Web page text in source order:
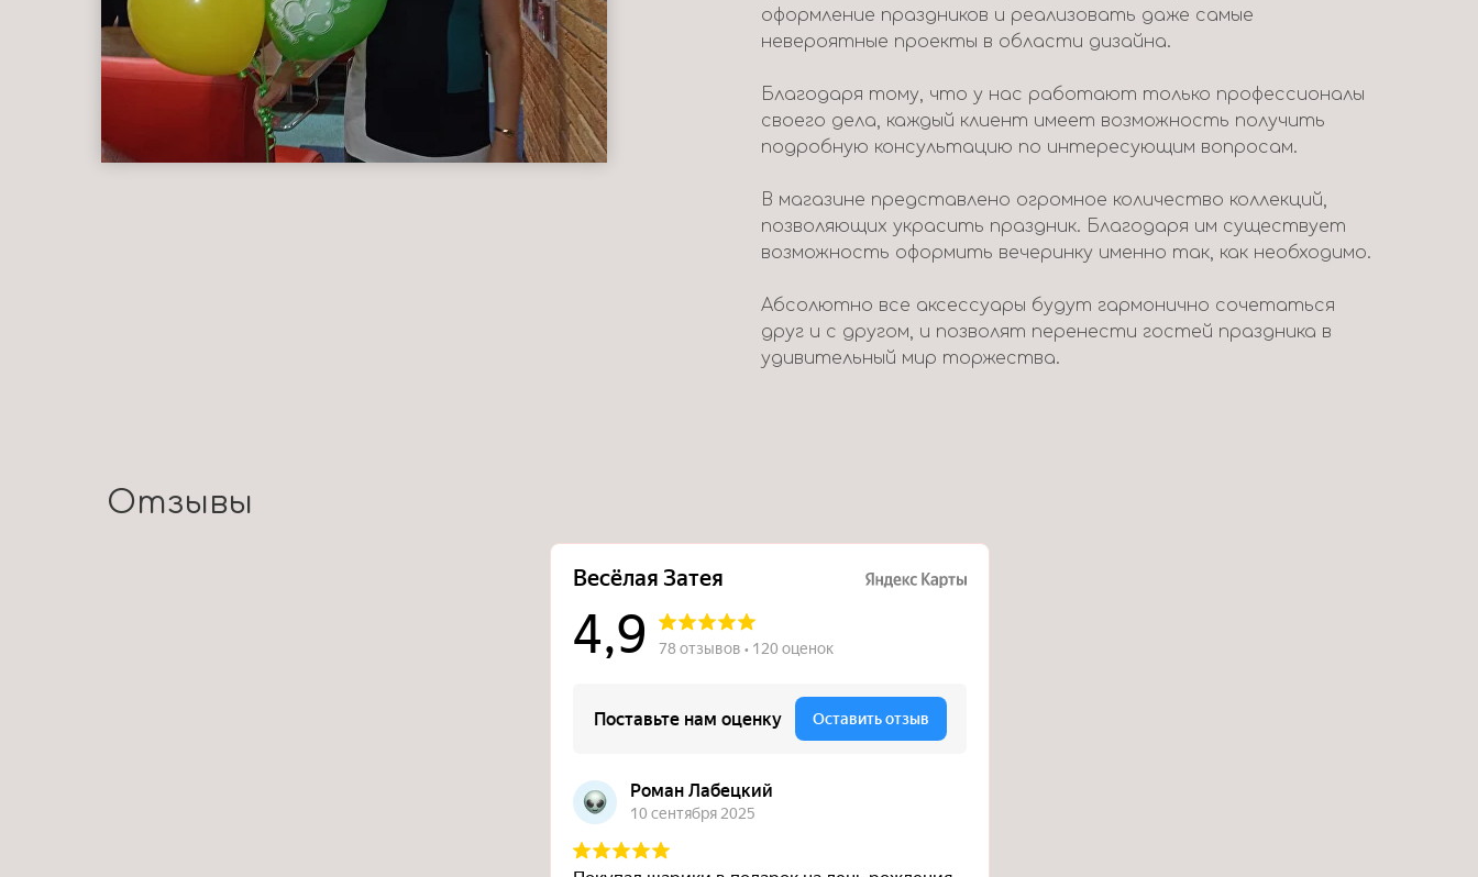
оформление праздников и реализовать даже самые
невероятные проекты в области дизайна.
Благодаря тому, что у нас работают только профессионалы
своего дела, каждый клиент имеет возможность получить
подробную консультацию по интересующим вопросам.
В магазине представлено огромное количество коллекций,
позволяющих украсить праздник. Благодаря им существует
возможность оформить вечеринку именно так, как необходимо.
Абсолютно все аксессуары будут гармонично сочетаться
друг и с другом, и позволят перенести гостей праздника в
удивительный мир торжества.
Отзывы